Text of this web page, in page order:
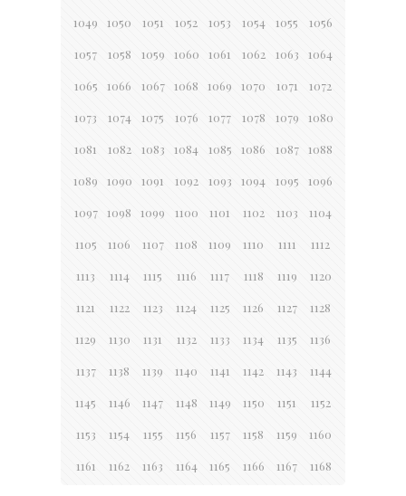
1049 1050 1051 1052 1053 1054 1055 1056
1057 1058 1059 1060 1061 1062 1063 1064
1065 1066 1067 1068 1069 1070 1071 1072
1073 1074 1075 1076 1077 1078 1079 1080
1081 1082 1083 1084 1085 1086 1087 1088
1089 1090 1091 1092 1093 1094 1095 1096
1097 1098 1099 1100 1101 1102 1103 1104
1105 1106 1107 1108 1109 1110 1111 1112
1113 1114 1115 1116 1117 1118 1119 1120
1121 1122 1123 1124 1125 1126 1127 1128
1129 1130 1131 1132 1133 1134 1135 1136
1137 1138 1139 1140 1141 1142 1143 1144
1145 1146 1147 1148 1149 1150 1151 1152
1153 1154 1155 1156 1157 1158 1159 1160
1161 1162 1163 1164 1165 1166 1167 1168